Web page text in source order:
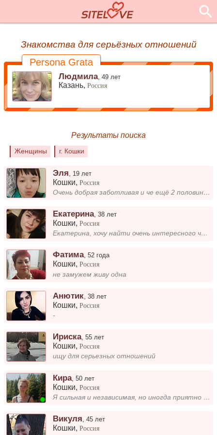
Знакомства для серьёзных отношений
Persona Grata
Людмила,49 лет
Казань,Россия
Результаты поиска
Женщины г. Кошки
Эля 19 лет
Кошки,Россия
Очень добрая заботливая и че ещё 2 половинку хочу с этим человеком я в жизни...
Екатерина,38 лет
Кошки,Россия
Екатерина, хочу найти очень интересного человека
Фатима,52 года
Кошки,Россия
не замужем живу одна
Анютик ,38 лет
Кошки,Россия
-
Ириска,55 лет
Кошки,Россия
ищу для серьезных отношений
Кира,50 лет
Кошки,Россия
Я сильная и независимая, но иногда приятно чувствовать рядом надежную опору. Хочется, чтобы в трудные моменты меня подде...
Викуля ,45 лет
Кошки,Россия